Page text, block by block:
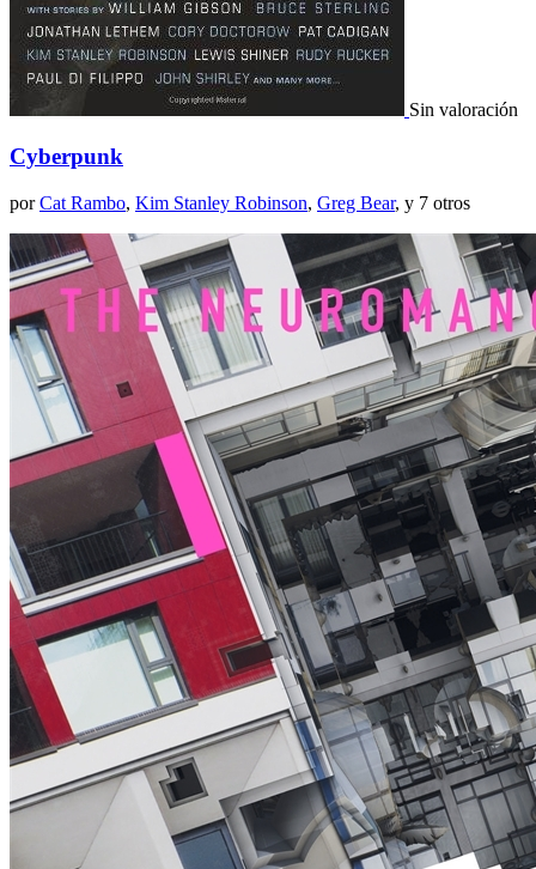
Sin valoración
Cyberpunk
porCat Rambo, Kim Stanley Robinson, Greg Bear, y 7 otros